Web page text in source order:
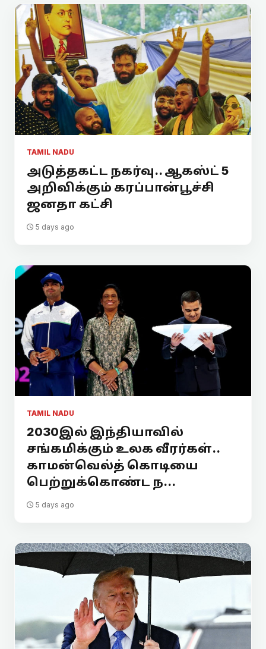
TAMIL NADU
அடுத்தகட்ட நகர்வு.. ஆகஸ்ட் 5
அறிவிக்கும் கரப்பான்பூச்சி
ஜனதா கட்சி
5 days ago
TAMIL NADU
2030இல் இந்தியாவில்
சங்கமிக்கும் உலக வீரர்கள்..
காமன்வெல்த் கொடியை
பெற்றுக்கொண்ட ந...
5 days ago